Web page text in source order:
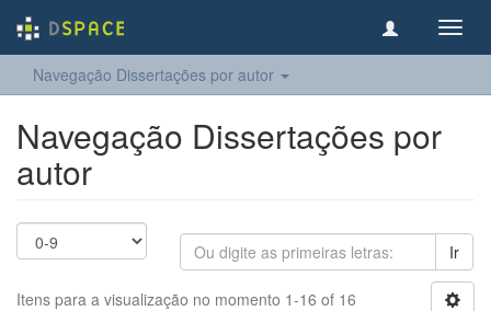
Navegação Dissertações por autor
Navegação Dissertações por
autor
Ir
Itens para a visualização no momento 1-16 of 16